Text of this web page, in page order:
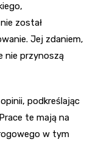
został
Jej zdaniem,
nie przynoszą
podkreślając
te mają na
w tym